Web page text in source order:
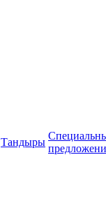
Тандыры